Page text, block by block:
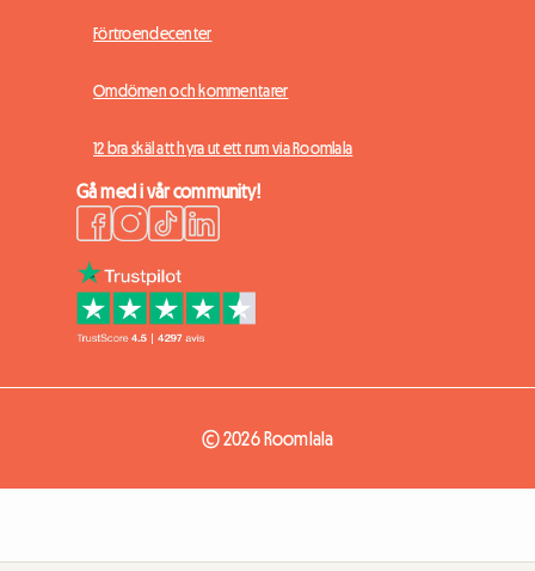
Förtroendecenter
Omdömen och kommentarer
12 bra skäl att hyra ut ett rum via Roomlala
Gå med i vår community!
© 2026 Roomlala